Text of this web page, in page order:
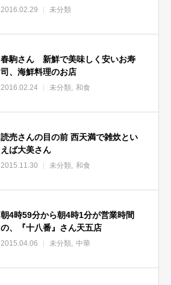
2016.02.29 未分類
春駒さん 新鮮で美味しく安いお寿
司、海鮮料理のお店
2016.02.24 未分類 和食
読売さんの目の前 西天満で雑炊とい
えば大美さん
2015.11.30 未分類 和食
朝4時59分から朝4時1分が営業時間
の、『十八番』さん天五店
2015.04.06 未分類 中華